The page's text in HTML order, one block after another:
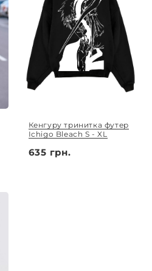
Кенгуру тринитка футер
Ichigo Bleach S - XL
635 грн.